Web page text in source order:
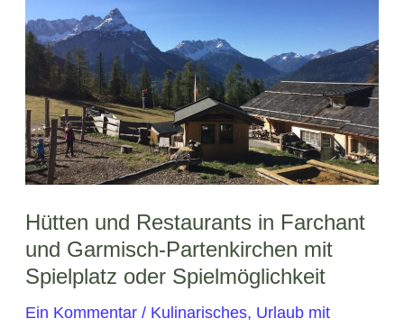
Frühstücks-
Tipps
Farchant
&
Garmisch-
Partenkirchen
Hütten und Restaurants in Farchant
und Garmisch-Partenkirchen mit
Spielplatz oder Spielmöglichkeit
Ein Kommentar / Kulinarisches, Urlaub mit